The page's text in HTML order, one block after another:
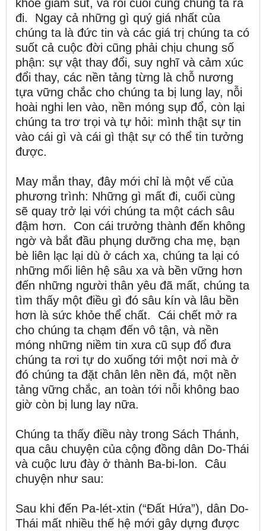
khỏe giảm sút, và rồi cuối cùng chúng ta ra
đi. Ngay cả những gì quý giá nhất của
chúng ta là đức tin và các giá trị chúng ta có
suốt cả cuộc đời cũng phải chịu chung số
phận: sự vật thay đổi, suy nghĩ và cảm xúc
đổi thay, các nền tảng từng là chỗ nương
tựa vững chắc cho chúng ta bị lung lay, nỗi
hoài nghi len vào, nền móng sụp đổ, còn lại
chúng ta trơ trọi và tự hỏi: mình thật sự tin
vào cái gì và cái gì thật sự có thể tin tưởng
được.
May mắn thay, đây mới chỉ là một vế của
phương trình: Những gì mất đi, cuối cùng
sẽ quay trở lại với chúng ta một cách sâu
đậm hơn. Con cái trưởng thành đến không
ngờ và bắt đầu phụng dưỡng cha mẹ, bạn
bè liên lạc lại dù ở cách xa, chúng ta lại có
những mối liên hệ sâu xa và bền vững hơn
đến những người thân yêu đã mất, chúng ta
tìm thấy một điều gì đó sâu kín và lâu bền
hơn là sức khỏe thể chất. Cái chết mở ra
cho chúng ta chạm đến vô tận, và nền
móng những niềm tin xưa cũ sụp đổ đưa
chúng ta rơi tự do xuống tới một nơi mà ở
đó chúng ta đặt chân lên nền đá, một nền
tảng vững chắc, an toàn tới nỗi không bao
giờ còn bị lung lay nữa.
Chúng ta thấy điều này trong Sách Thánh,
qua câu chuyện của cộng đồng dân Do-Thái
và cuộc lưu đày ở thành Ba-bi-lon. Câu
chuyện như sau:
Sau khi đến Pa-lét-xtin (“Đất Hứa”), dân Do-
Thái mất nhiều thế hệ mới gây dựng được